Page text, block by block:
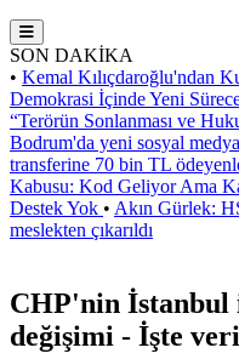
SON DAKİKA
• Kemal Kılıçdaroğlu'ndan
Demokrasi İçinde Yeni
“Terörün Sonlanması ve
Bodrum'da yeni sosyal
transferine 70 bin TL
Kabusu: Kod Geliyor Ama
Destek Yok • Akın Gürlek:
meslekten çıkarıldı
CHP'nin İstanbul
değişimi - İşte